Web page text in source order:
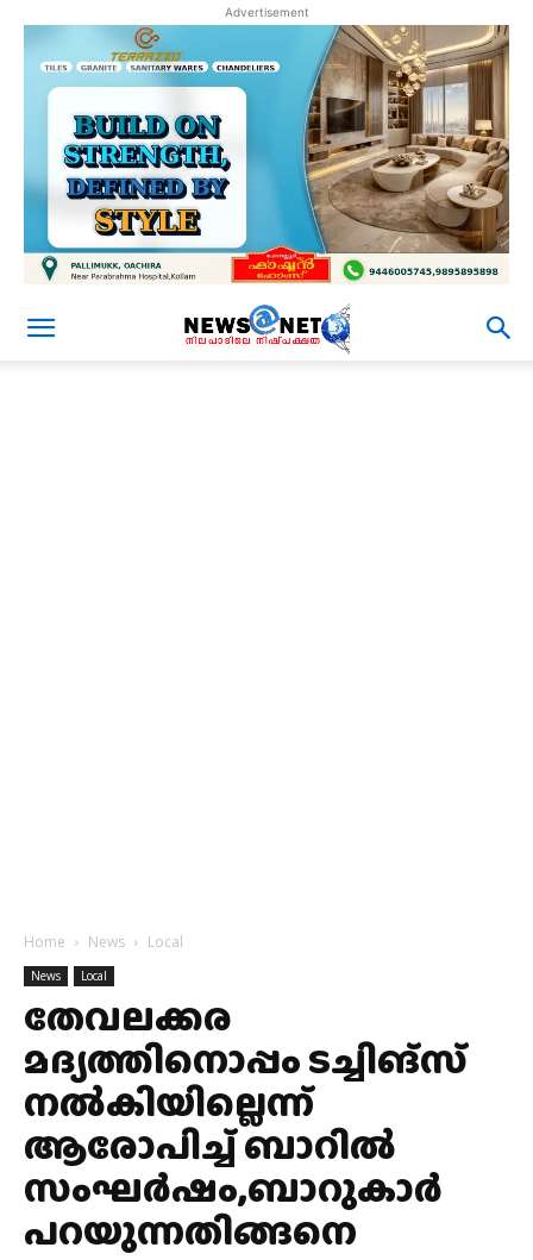
Advertisement
Home News Local
News Local
തേവലക്കര
മദ്യത്തിനൊപ്പം ടച്ചിങ്‌സ്
നല്‍കിയില്ലെന്ന്
ആരോപിച്ച് ബാറിൽ
സംഘര്‍ഷം,ബാറുകാര്‍
പറയുന്നതിങ്ങനെ